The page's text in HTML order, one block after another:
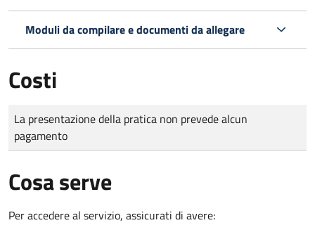
Moduli da compilare e documenti da allegare
Costi
Tipo di pagamento
Importo
La presentazione della pratica non prevede alcun
pagamento
Cosa serve
Per accedere al servizio, assicurati di avere: